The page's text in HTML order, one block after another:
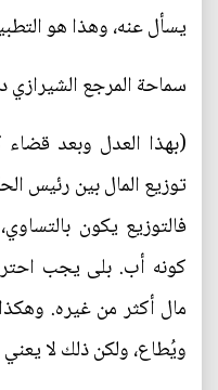
يسأل عنه، وهذا هو
سماحة المرجع الشيرازي
(بهذا العدل وبعد
توزيع المال بين رئيس
فالتوزيع يكون
كونه أب. بلى يجب
مال أكثر من غيره.
ويُطاع، ولكن ذلك لا